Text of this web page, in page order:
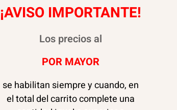
¡AVISO IMPORTANTE!
Los precios al
POR MAYOR
se habilitan siempre y cuando, en
el total del carrito complete una